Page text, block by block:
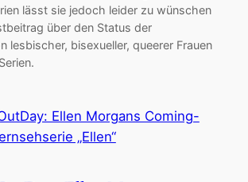
lässt sie jedoch leider zu wünschen
über den Status der
lesbischer, bisexueller, queerer Frauen